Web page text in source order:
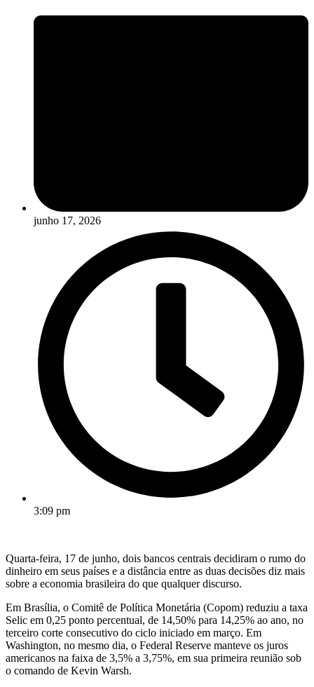
junho 17, 2026
3:09 pm
Quarta-feira, 17 de junho, dois bancos centrais decidiram o rumo do
dinheiro em seus países e a distância entre as duas decisões diz mais
sobre a economia brasileira do que qualquer discurso.
Em Brasília, o Comitê de Política Monetária (Copom) reduziu a taxa
Selic em 0,25 ponto percentual, de 14,50% para 14,25% ao ano, no
terceiro corte consecutivo do ciclo iniciado em março. Em
Washington, no mesmo dia, o Federal Reserve manteve os juros
americanos na faixa de 3,5% a 3,75%, em sua primeira reunião sob
o comando de Kevin Warsh.